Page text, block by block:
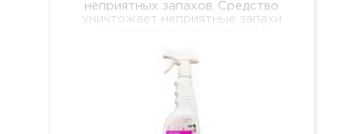
неприятных запахов. Средство
уничтожает неприятные запахи
разного профиля, учебных и
дошкольных учреждениях, в местах
общественного и…